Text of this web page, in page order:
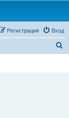
Вход
Регистрация